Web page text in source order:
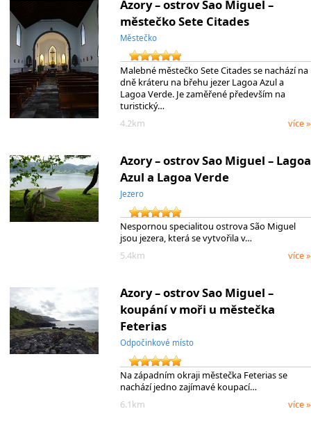
Azory – ostrov Sao Miguel –
městečko Sete Citades
Městečko
Malebné městečko Sete Citades se nachází na
dně kráteru na břehu jezer Lagoa Azul a
Lagoa Verde. Je zaměřené především na
turistický…
4.2km
více »
Azory – ostrov Sao Miguel – Lagoa
Azul a Lagoa Verde
Jezero
Nespornou specialitou ostrova São Miguel
jsou jezera, která se vytvořila v…
5.4km
více »
Azory – ostrov Sao Miguel –
koupání v moři u městečka
Feterias
Odpočinkové místo
Na západním okraji městečka Feterias se
nachází jedno zajímavé koupací…
6.1km
více »